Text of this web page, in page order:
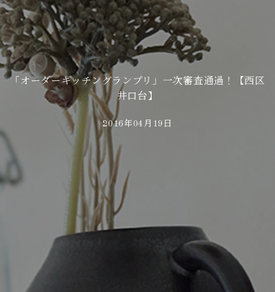
「オーダーキッチングランプリ」一次審査通過！【西区
井口台】
2016年04月19日